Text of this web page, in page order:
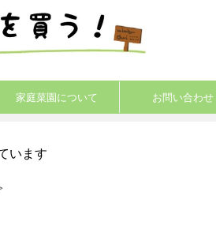
家庭菜園について お問い合わせ
います